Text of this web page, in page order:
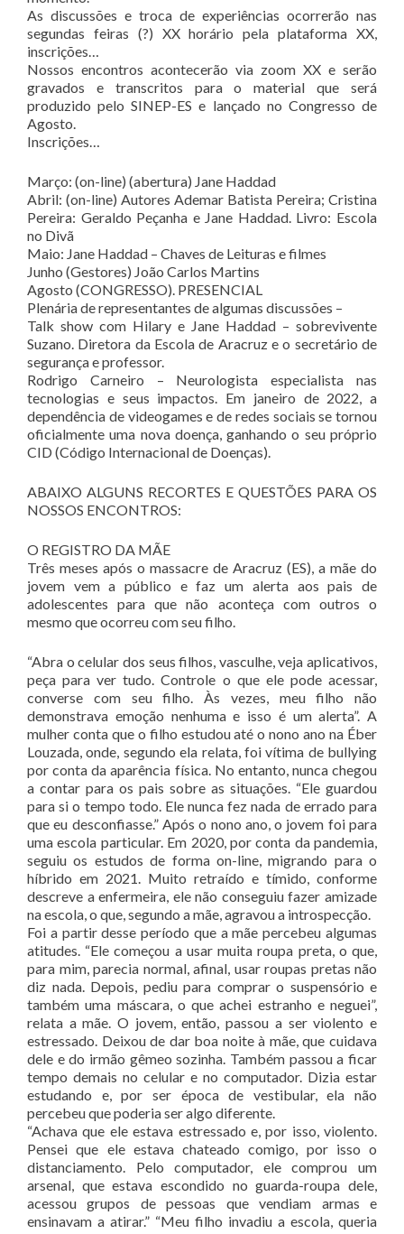
As discussões e troca de experiências ocorrerão nas
segundas feiras (?) XX horário pela plataforma XX,
inscrições…
Nossos encontros acontecerão via zoom XX e serão
gravados e transcritos para o material que será
produzido pelo SINEP-ES e lançado no Congresso de
Agosto.
Inscrições…
Março: (on-line) (abertura) Jane Haddad
Abril: (on-line) Autores Ademar Batista Pereira; Cristina
Pereira: Geraldo Peçanha e Jane Haddad. Livro: Escola
no Divã
Maio: Jane Haddad – Chaves de Leituras e filmes
Junho (Gestores) João Carlos Martins
Agosto (CONGRESSO). PRESENCIAL
Plenária de representantes de algumas discussões –
Talk show com Hilary e Jane Haddad – sobrevivente
Suzano. Diretora da Escola de Aracruz e o secretário de
segurança e professor.
Rodrigo Carneiro – Neurologista especialista nas
tecnologias e seus impactos. Em janeiro de 2022, a
dependência de videogames e de redes sociais se tornou
oficialmente uma nova doença, ganhando o seu próprio
CID (Código Internacional de Doenças).
ABAIXO ALGUNS RECORTES E QUESTÕES PARA OS
NOSSOS ENCONTROS:
O REGISTRO DA MÃE
Três meses após o massacre de Aracruz (ES), a mãe do
jovem vem a público e faz um alerta aos pais de
adolescentes para que não aconteça com outros o
mesmo que ocorreu com seu filho.
“Abra o celular dos seus filhos, vasculhe, veja aplicativos,
peça para ver tudo. Controle o que ele pode acessar,
converse com seu filho. Às vezes, meu filho não
demonstrava emoção nenhuma e isso é um alerta”. A
mulher conta que o filho estudou até o nono ano na Éber
Louzada, onde, segundo ela relata, foi vítima de bullying
por conta da aparência física. No entanto, nunca chegou
a contar para os pais sobre as situações. “Ele guardou
para si o tempo todo. Ele nunca fez nada de errado para
que eu desconfiasse.” Após o nono ano, o jovem foi para
uma escola particular. Em 2020, por conta da pandemia,
seguiu os estudos de forma on-line, migrando para o
híbrido em 2021. Muito retraído e tímido, conforme
descreve a enfermeira, ele não conseguiu fazer amizade
na escola, o que, segundo a mãe, agravou a introspecção.
Foi a partir desse período que a mãe percebeu algumas
atitudes. “Ele começou a usar muita roupa preta, o que,
para mim, parecia normal, afinal, usar roupas pretas não
diz nada. Depois, pediu para comprar o suspensório e
também uma máscara, o que achei estranho e neguei”,
relata a mãe. O jovem, então, passou a ser violento e
estressado. Deixou de dar boa noite à mãe, que cuidava
dele e do irmão gêmeo sozinha. Também passou a ficar
tempo demais no celular e no computador. Dizia estar
estudando e, por ser época de vestibular, ela não
percebeu que poderia ser algo diferente.
“Achava que ele estava estressado e, por isso, violento.
Pensei que ele estava chateado comigo, por isso o
distanciamento. Pelo computador, ele comprou um
arsenal, que estava escondido no guarda-roupa dele,
acessou grupos de pessoas que vendiam armas e
ensinavam a atirar.” “Meu filho invadiu a escola, queria